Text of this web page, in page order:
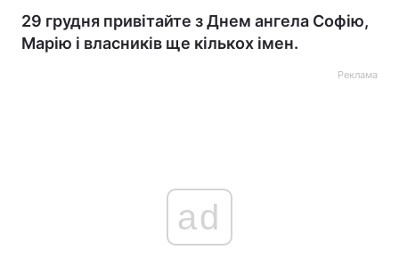
29 грудня привітайте з Днем ангела Софію,
Марію і власників ще кількох імен.
Реклама
ad